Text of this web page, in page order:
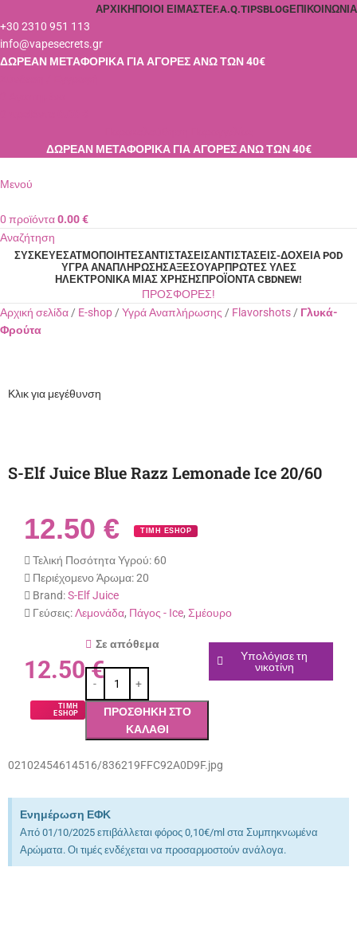
ΑΡΧΙΚΉ ΠΟΙΟΙ ΕΊΜΑΣΤΕF.A.Q.TIPSBLOG ΕΠΙΚΟΙΝΩΝΊΑ
+30 2310 951 113
info@vapesecrets.gr
ΔΩΡΕΑΝ ΜΕΤΑΦΟΡΙΚΑ ΓΙΑ ΑΓΟΡΕΣ ΑΝΩ ΤΩΝ 40€
ΔΩΡΕΑΝ ΜΕΤΑΦΟΡΙΚΑ ΓΙΑ ΑΓΟΡΕΣ ΑΝΩ ΤΩΝ 40€
Μενού
0 προϊόντα0.00€
Αναζήτηση
ΣΥΣΚΕΥΈΣΑΤΜΟΠΟΙΗΤΈΣΑΝΤΙΣΤΆΣΕΙΣΑΝΤΙΣΤΆΣΕΙΣ-ΔΟΧΕΊΑ POD
ΥΓΡΆ ΑΝΑΠΛΉΡΩΣΗΣΑΞΕΣΟΥΆΡΠΡΏΤΕΣ ΎΛΕΣ
ΗΛΕΚΤΡΟΝΙΚΆ ΜΙΑΣ ΧΡΉΣΗΣΠΡΟΪΌΝΤΑ CBDNEW!
ΠΡΟΣΦΟΡΕΣ!
Αρχική σελίδα
E-shop Υγρά Αναπλήρωσης Flavorshots
Γλυκά-
Φρούτα
Κλικ για μεγέθυνση
S-Elf Juice Blue Razz Lemonade Ice 20/60
12.50 € ΤΙΜΗ ESHOP
Τελική Ποσότητα Υγρού: 60
Περιέχομενο Άρωμα:20
Brand:S-Elf Juice
Γεύσεις:Λεμονάδα, Πάγος - Ιce, Σμέουρο
12.50€
ΤΙΜΗ
ESHOP
Σε απόθεμα
ΠΡΟΣΘΉΚΗ ΣΤΟ
ΚΑΛΆΘΙ
Υπολόγισε τη
νικοτίνη
02102454614516/836219FFC92A0D9F.jpg
Ενημέρωση ΕΦΚ
Από 01/10/2025 επιβάλλεται φόρος 0,10€/ml στα Συμπηκνωμένα
Αρώματα. Οι τιμές ενδέχεται να προσαρμοστούν ανάλογα.